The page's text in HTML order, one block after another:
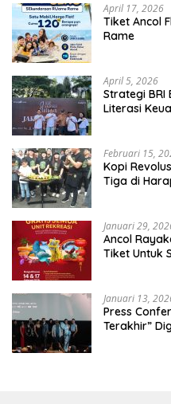
April 17, 2026
Tiket Ancol
Rame
April 5, 2026
​Strategi BRI
Literasi
Februari 15,
Kopi
Tiga di
Januari 29,
Ancol
Tiket Untuk
Januari 13,
Press
Terakhir”